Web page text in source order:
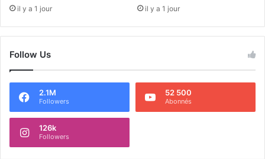
il y a 1 jour il y a 1 jour
Follow Us
2.1M
Followers
52 500
Abonnés
126k
Followers